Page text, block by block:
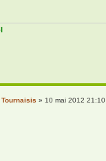
» 10 mai 2012 21:10